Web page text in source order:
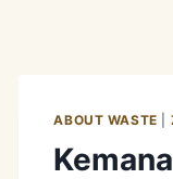
ABOUT WASTE